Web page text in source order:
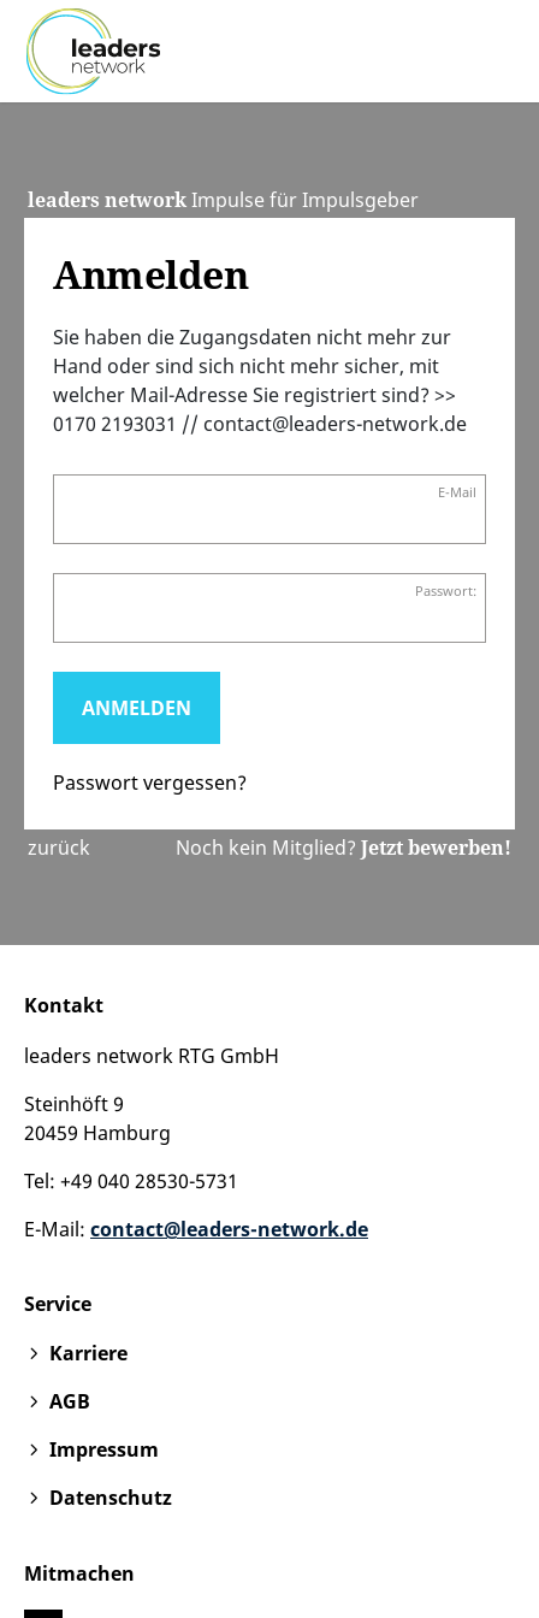
leaders networkImpulse für Impulsgeber
Anmelden
Sie haben die Zugangsdaten nicht mehr zur
Hand oder sind sich nicht mehr sicher, mit
welcher Mail-Adresse Sie registriert sind? >>
0170 2193031 // contact@leaders-network.de
E-Mail
Passwort:
Passwort vergessen?
zurück Noch kein Mitglied? Jetzt bewerben!
Kontakt
leaders network RTG GmbH
Steinhöft 9
20459 Hamburg
Tel: +49 040 28530-5731
E-Mail: contact@leaders-network.de
Service
Karriere
AGB
Impressum
Datenschutz
Mitmachen